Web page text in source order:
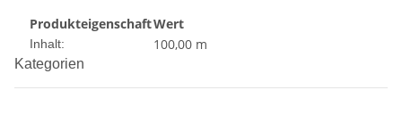
ProdukteigenschaftWert
Inhalt: 100,00 m
Kategorien